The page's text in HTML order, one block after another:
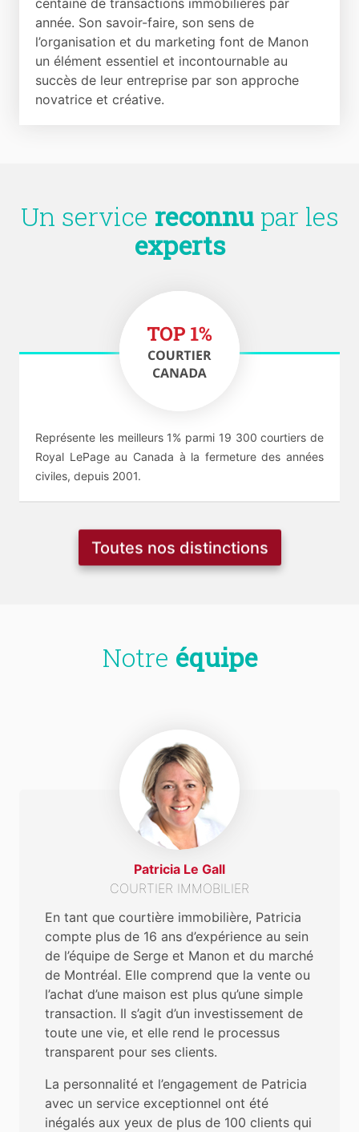
centaine de transactions immobilières par
année. Son savoir-faire, son sens de
l’organisation et du marketing font de Manon
un élément essentiel et incontournable au
succès de leur entreprise par son approche
novatrice et créative.
Un service reconnupar les
experts
Représente les meilleurs 1% parmi 19 300 courtiers de
Royal LePage au Canada à la fermeture des années
civiles, depuis 2001.
Toutes nos distinctions
Notre équipe
Patricia Le Gall
COURTIER IMMOBILIER
En tant que courtière immobilière, Patricia
compte plus de 16 ans d’expérience au sein
de l’équipe de Serge et Manon et du marché
de Montréal. Elle comprend que la vente ou
l’achat d’une maison est plus qu’une simple
transaction. Il s’agit d’un investissement de
toute une vie, et elle rend le processus
transparent pour ses clients.
La personnalité et l’engagement de Patricia
avec un service exceptionnel ont été
inégalés aux yeux de plus de 100 clients qui